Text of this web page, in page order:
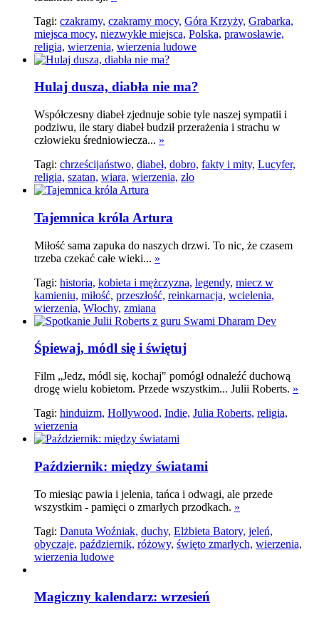
Tagi: czakramy, czakramy mocy, Góra Krzyży, Grabarka,
miejsca mocy, niezwykłe miejsca, Polska, prawosławie,
religia, wierzenia, wierzenia ludowe
Hulaj dusza, diabła nie ma?
Współczesny diabeł zjednuje sobie tyle naszej sympatii i
podziwu, ile stary diabeł budził przerażenia i strachu w
człowieku średniowiecza... »
Tagi: chrześcijaństwo, diabeł, dobro, fakty i mity, Lucyfer,
religia, szatan, wiara, wierzenia, zło
Tajemnica króla Artura
Miłość sama zapuka do naszych drzwi. To nic, że czasem
trzeba czekać całe wieki... »
Tagi: historia, kobieta i mężczyzna, legendy, miecz w
kamieniu, miłość, przeszłość, reinkarnacja, wcielenia,
wierzenia, Włochy, zmiana
Śpiewaj, módl się i świętuj
Film „Jedz, módl się, kochaj" pomógł odnaleźć duchową
drogę wielu kobietom. Przede wszystkim... Julii Roberts. »
Tagi: hinduizm, Hollywood, Indie, Julia Roberts, religia,
wierzenia
Październik: między światami
To miesiąc pawia i jelenia, tańca i odwagi, ale przede
wszystkim - pamięci o zmarłych przodkach. »
Tagi: Danuta Woźniak, duchy, Elżbieta Batory, jeleń,
obyczaje, październik, różowy, święto zmarłych, wierzenia,
wierzenia ludowe
Magiczny kalendarz: wrzesień